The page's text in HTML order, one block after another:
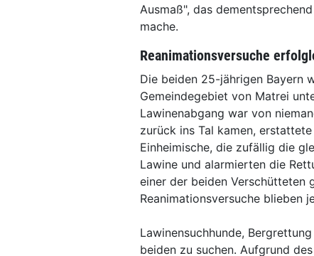
Ausmaß", das
mache.
Reanimationsversuche
Die beiden 25-jährigen Bayern
Gemeindegebiet von Matrei
Lawinenabgang war von
zurück ins Tal kamen,
Einheimische, die zufällig die
Lawine und alarmierten die
einer der beiden
Reanimationsversuche blieben
Lawinensuchhunde,
beiden zu suchen. Aufgrund